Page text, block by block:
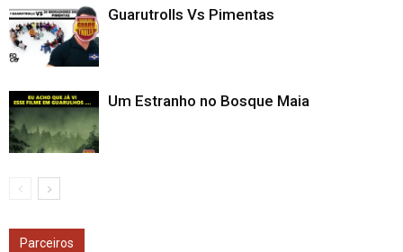
Guarutrolls Vs Pimentas
Um Estranho no Bosque Maia
Parceiros